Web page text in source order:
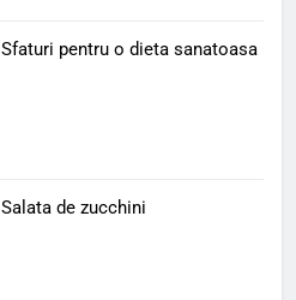
Sfaturi pentru o dieta sanatoasa
Salata de zucchini